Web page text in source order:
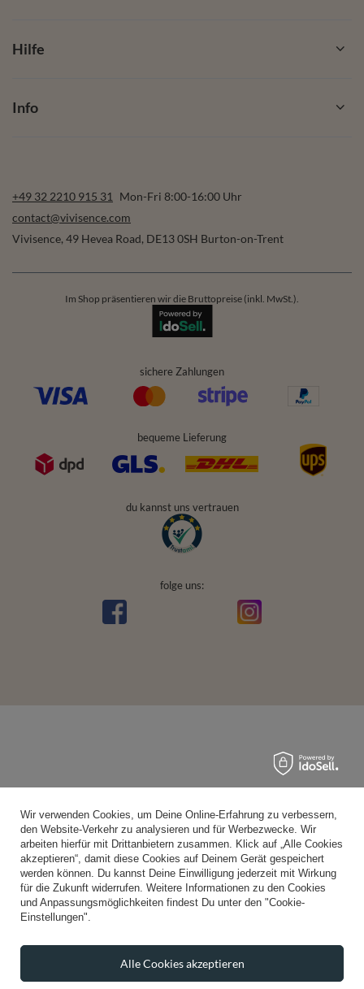
Hilfe
Info
+49 32 2210 915 31
Mon-Fri 8:00-16:00 Uhr
contact@vivisence.com
Vivisence, 49 Hevea Road, DE13 0SH Burton-on-Trent
Im Shop präsentieren wir die Bruttopreise (inkl. MwSt.).
sichere Zahlungen
bequeme Lieferung
du kannst uns vertrauen
folge uns:
Wir verwenden Cookies, um Deine Online-Erfahrung zu verbessern,
den Website-Verkehr zu analysieren und für Werbezwecke. Wir
arbeiten hierfür mit Drittanbietern zusammen. Klick auf „Alle Cookies
akzeptieren“, damit diese Cookies auf Deinem Gerät gespeichert
werden können. Du kannst Deine Einwilligung jederzeit mit Wirkung
für die Zukunft widerrufen. Weitere Informationen zu den Cookies
und Anpassungsmöglichkeiten findest Du unter den "Cookie-
Einstellungen".
Alle Cookies akzeptieren